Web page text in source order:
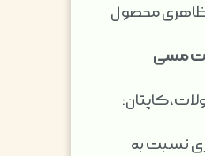
ظاهری محصول
مسی
کاپتان:
نسبت به